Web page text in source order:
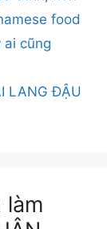
food
ai cũng
LANG ĐẬU
làm